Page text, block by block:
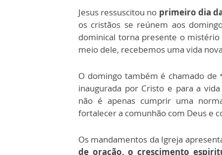
Jesus ressuscitou no primeiro dia
os cristãos se reúnem aos
dominical torna presente o
meio dele, recebemos uma vida
O domingo também é chamado de
inaugurada por Cristo e para a
não é apenas cumprir uma
fortalecer a comunhão com Deus e
Os mandamentos da Igreja
de oração, o crescimento